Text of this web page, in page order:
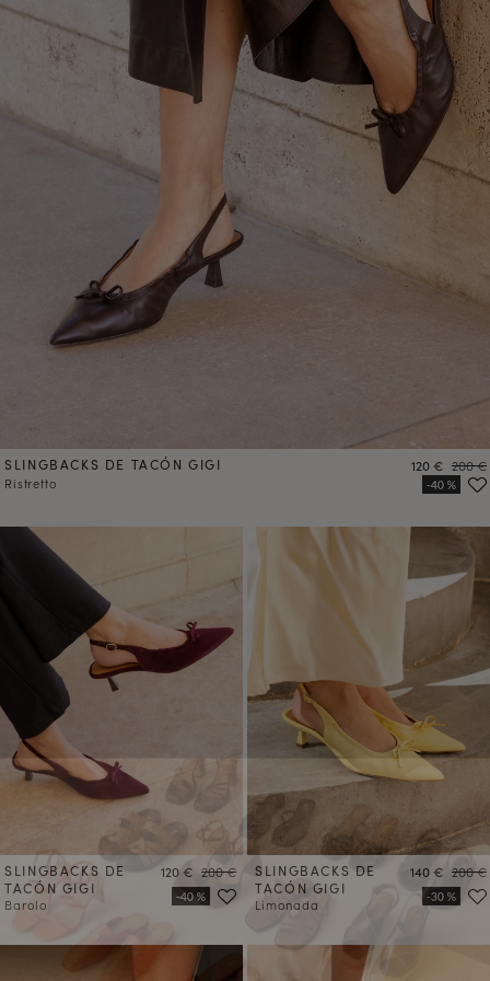
SLINGBACKS DE TACÓN GIGI
Ristretto
Precio
120 € Precio
200 €
SLINGBACKS DE
TACÓN GIGI
Barolo
Precio
120 € Precio
200 €
SLINGBACKS DE
TACÓN GIGI
Limonada
Precio
140 € Precio
200 €